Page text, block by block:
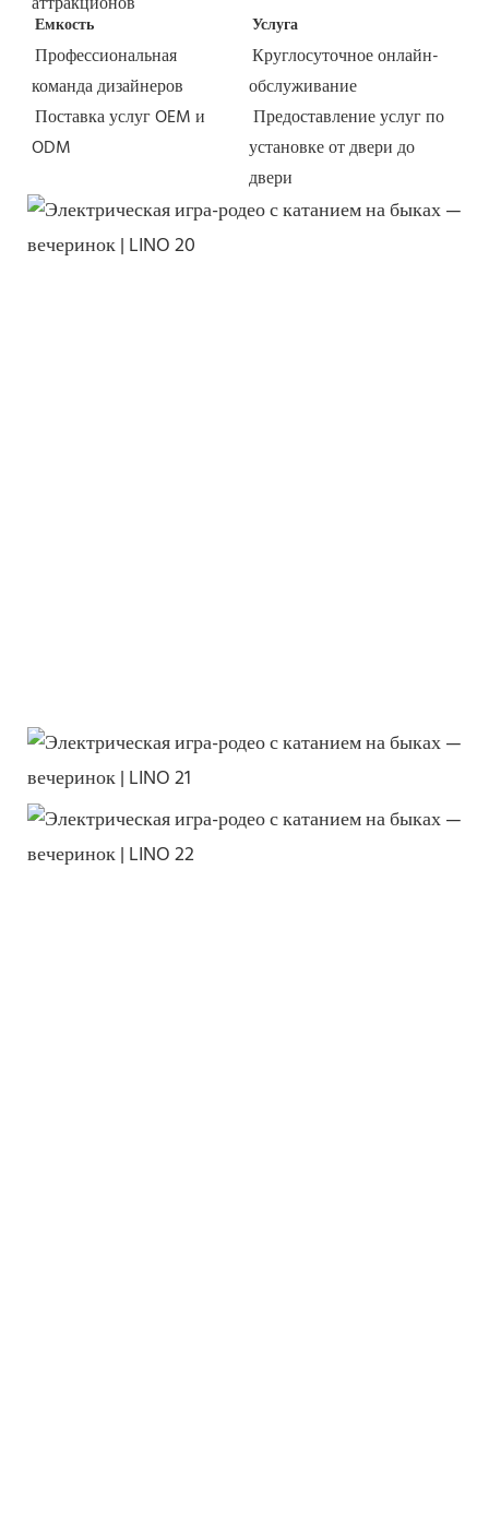
Емкость
Профессиональная
команда дизайнеров
Поставка услуг OEM и
ODM
Услуга
Круглосуточное онлайн-
обслуживание
Предоставление услуг по
установке от двери до
двери